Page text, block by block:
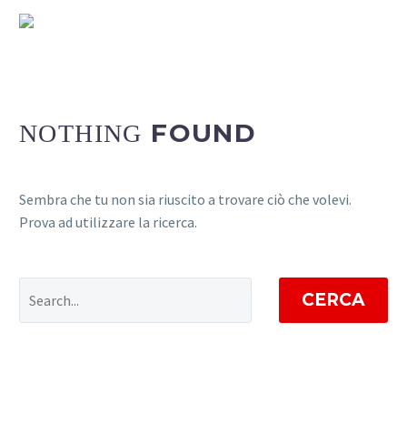
NOTHING FOUND
Sembra che tu non sia riuscito a trovare ciò che volevi.
Prova ad utilizzare la ricerca.
CERCA